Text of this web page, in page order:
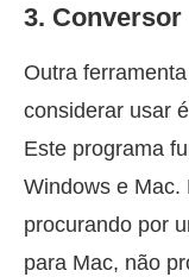
3. Conversor
Outra
considerar usar
Este programa
Windows e Mac.
procurando por
para Mac, não